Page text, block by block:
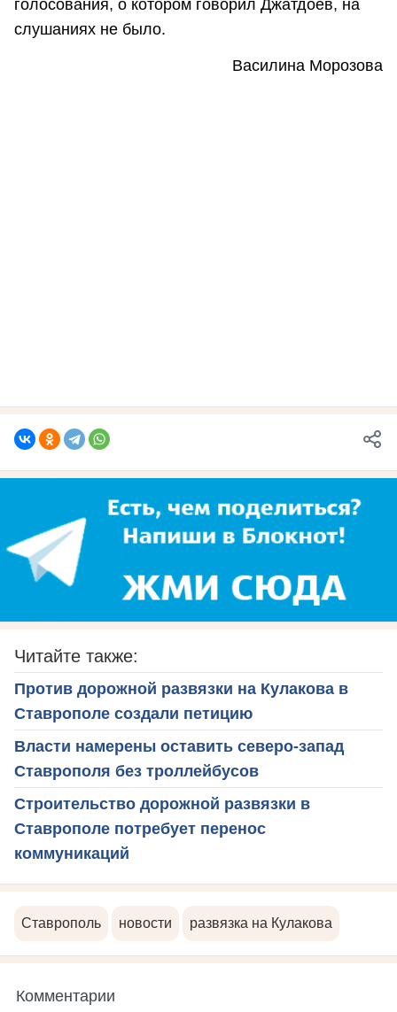
голосования, о котором говорил Джатдоев, на
слушаниях не было.
Василина Морозова
Читайте также:
Против дорожной развязки на Кулакова в
Ставрополе создали петицию
Власти намерены оставить северо-запад
Ставрополя без троллейбусов
Строительство дорожной развязки в
Ставрополе потребует перенос
коммуникаций
Ставрополь новости развязка на Кулакова
Комментарии